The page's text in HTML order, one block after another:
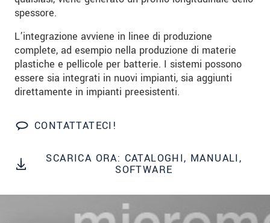
spessore.
L’integrazione avviene in linee di produzione
complete, ad esempio nella produzione di materie
plastiche e pellicole per batterie. I sistemi possono
essere sia integrati in nuovi impianti, sia aggiunti
direttamente in impianti preesistenti.
CONTATTATECI!
SCARICA ORA: CATALOGHI, MANUALI,
SOFTWARE
* Informazioni obbligatorie
data privacy statement.
INVIA MESSAGGIO